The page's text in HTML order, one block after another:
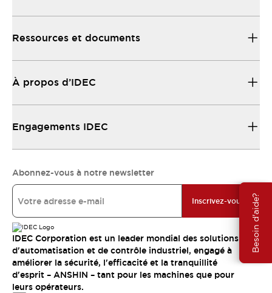
Besoin d'aide?
Ressources et documents
À propos d’IDEC
Engagements IDEC
Abonnez-vous à notre newsletter
Inscrivez-vous
IDEC Corporation est un leader mondial des solutions
d'automatisation et de contrôle industriel, engagé à
améliorer la sécurité, l'efficacité et la tranquillité
d'esprit – ANSHIN – tant pour les machines que pour
leurs opérateurs.